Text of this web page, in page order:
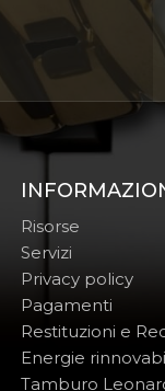
Risorse
Servizi
Privacy policy
Pagamenti
Restituzioni e
Energie
Tamburo